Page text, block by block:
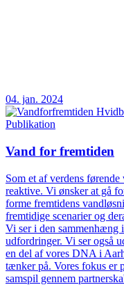
04. jan. 2024
Publikation
Vand for fremtiden
Som et af verdens
reaktive. Vi ønsker at gå
forme fremtidens
fremtidige scenarier og
Vi ser i den sammenhæng
udfordringer. Vi ser også
en del af vores DNA i
tænker på. Vores fokus er
samspil gennem